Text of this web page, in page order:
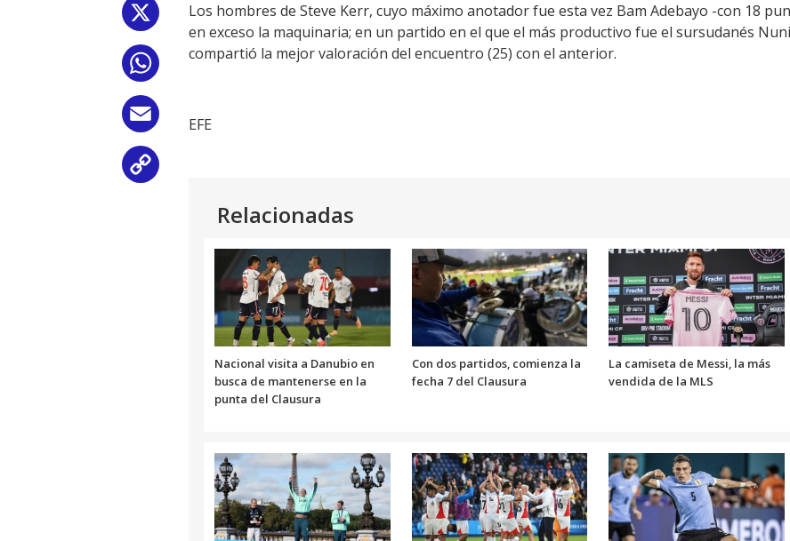
WhatsApp
Email
Los hombres de Steve Kerr, cuyo máximo anotador fue esta vez Bam Adebayo -con 18
en exceso la maquinaria; en un partido en el que el más productivo fue el sursudanés
compartió la mejor valoración del encuentro (25) con el anterior.
EFE
Relacionadas
Nacional visita a Danubio en
busca de mantenerse en la
punta del Clausura
Con dos partidos, comienza la
fecha 7 del Clausura
La camiseta de Messi, la más
vendida de la MLS